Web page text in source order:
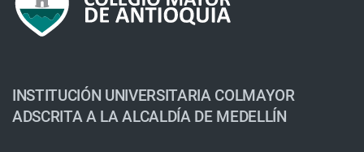
INSTITUCIÓN UNIVERSITARIA COLMAYOR
ADSCRITA A LA ALCALDÍA DE MEDELLÍN